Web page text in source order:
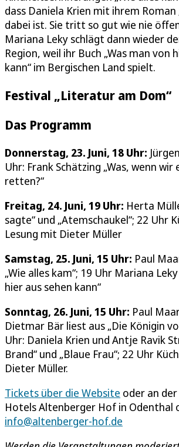
dass Daniela Krien mit ihrem Roman
dabei ist. Sie tritt so gut wie nie
Mariana Leky schlägt dann wieder
Region, weil ihr Buch „Was man von
kann“ im Bergischen Land spielt.
Festival „Literatur am Dom“
Das Programm
Donnerstag, 23. Juni, 18 Uhr:
Uhr: Frank Schätzing „Was, wenn
retten?“
Freitag, 24. Juni, 19 Uhr: Herta
sagte“ und „Atemschaukel“; 22 Uhr
Lesung mit Dieter Müller
Samstag, 25. Juni, 15 Uhr: Paul
„Wie alles kam“; 19 Uhr Mariana
hier aus sehen kann“
Sonntag, 26. Juni, 15 Uhr: Paul
Dietmar Bär liest aus „Die Königin
Uhr: Daniela Krien und Antje Ravik
Brand“ und „Blaue Frau“; 22 Uhr
Dieter Müller.
Tickets über die Website oder an
Hotels Altenberger Hof in Odenthal
info@altenberger-hof.de